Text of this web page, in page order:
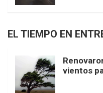
EL TIEMPO EN
vientos